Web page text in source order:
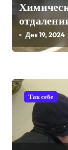
я
м
благо или
Дек 19, 2024
Так себе